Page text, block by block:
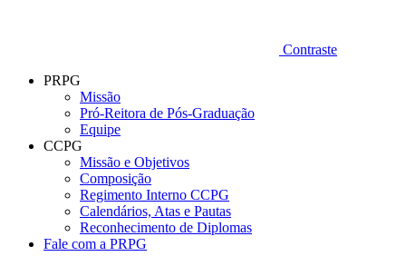
Contraste
PRPG
Missão
Pró-Reitora de Pós-Graduação
Equipe
CCPG
Missão e Objetivos
Composição
Regimento Interno CCPG
Calendários, Atas e Pautas
Reconhecimento de Diplomas
Fale com a PRPG